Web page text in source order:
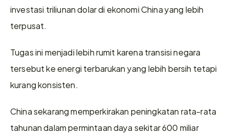
investasi triliunan dolar di ekonomi China yang lebih
terpusat.
Tugas ini menjadi lebih rumit karena transisi negara
tersebut ke energi terbarukan yang lebih bersih tetapi
kurang konsisten.
China sekarang memperkirakan peningkatan rata-rata
tahunan dalam permintaan daya sekitar 600 miliar